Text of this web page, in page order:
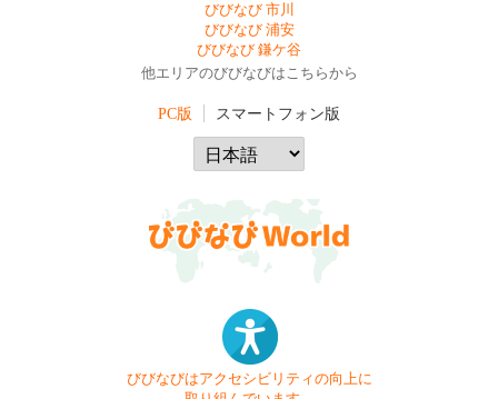
びびなび 市川
びびなび 浦安
びびなび 鎌ケ谷
他エリアのびびなびはこちらから
PC版 スマートフォン版
びびなびはアクセシビリティの向上に